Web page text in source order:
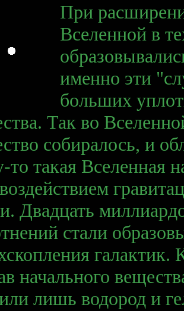
При
Вселенной в
именно эти
больших
Так во
собиралось, и
то такая Вселенная
Двадцать
стали
галактик.
начального
лишь водород и